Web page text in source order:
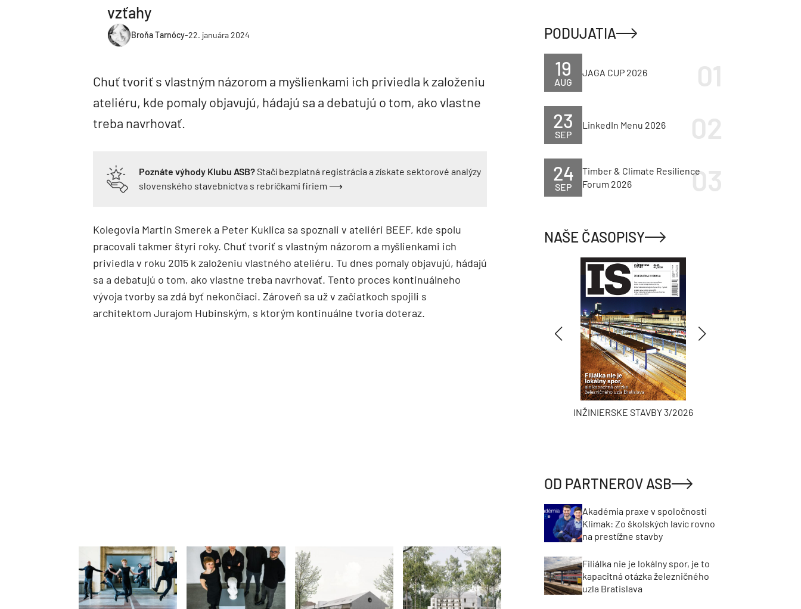
vzťahy
Broňa Tarnócy-22. januára 2024
Chuť tvoriť s vlastným názorom a myšlienkami ich priviedla k založeniu
ateliéru, kde pomaly objavujú, hádajú sa a debatujú o tom, ako vlastne
treba navrhovať.
Poznáte výhody Klubu ASB?Stačí bezplatná registrácia a získate sektorové analýzy
slovenského stavebníctva s rebríčkami firiem ⟶
Kolegovia Martin Smerek a Peter Kuklica sa spoznali v ateliéri BEEF, kde spolu
pracovali takmer štyri roky. Chuť tvoriť s vlastným názorom a myšlienkami ich
priviedla v roku 2015 k založeniu vlastného ateliéru. Tu dnes pomaly objavujú, hádajú
sa a debatujú o tom, ako vlastne treba navrhovať. Tento proces kontinuálneho
vývoja tvorby sa zdá byť nekončiaci. Zároveň sa už v začiatkoch spojili s
architektom Jurajom Hubinským, s ktorým kontinuálne tvoria doteraz.
PODUJATIA
AUG
19 JAGA CUP 2026
SEP
23 LinkedIn Menu 2026
SEP
24
Timber & Climate Resilience
Forum 2026
NAŠE ČASOPISY
INŽINIERSKE STAVBY 3/2026
OD PARTNEROV ASB
Akadémia praxe v spoločnosti
Klimak: Zo školských lavíc rovno
na prestížne stavby
Filiálka nie je lokálny spor, je to
kapacitná otázka železničného
uzla Bratislava